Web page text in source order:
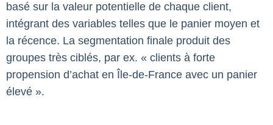
basé sur la valeur potentielle de chaque client,
intégrant des variables telles que le panier moyen et
la récence. La segmentation finale produit des
groupes très ciblés, par ex. « clients à forte
propension d’achat en Île-de-France avec un panier
élevé ».